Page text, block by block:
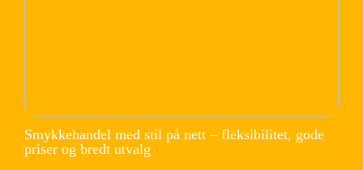
Smykkehandel med stil på nett – fleksibilitet, gode
priser og bredt utvalg